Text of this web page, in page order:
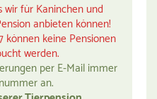
wir für Kaninchen und
anbieten können!
können keine Pensionen
werden.
per E-Mail immer
an.